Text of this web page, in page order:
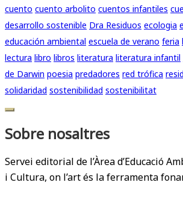
cuento cuento arbolito cuentos infantiles
desarrollo sostenible Dra Residuos ecologia
educación ambiental escuela de verano feria
lectura libro libros literatura literatura infantil
de Darwin poesia predadores red trófica
solidaridad sostenibilidad sostenibilitat
Sobre nosaltres
Servei editorial de l’Àrea d’Educació
i Cultura, on l’art és la ferramenta